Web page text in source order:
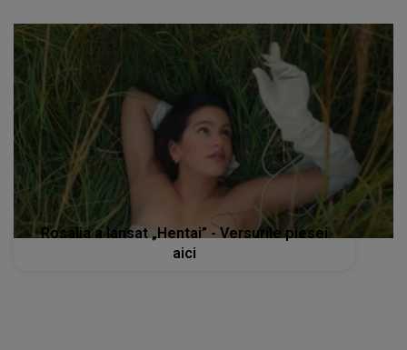
Rosalia a lansat „Hentai” - Versurile piesei
aici